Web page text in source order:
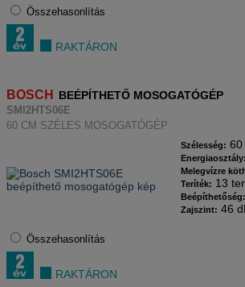
Összehasonlítás
RAKTÁRON
BOSCH BEÉPÍTHETŐ MOSOGATÓGÉP
SMI2HTS06E
60 CM SZÉLES MOSOGATÓGÉP
Szélesség: 60
Energiaosztály:
Melegvízre
Teríték: 13
Beépíthetőség:
Zajszint: 46
Összehasonlítás
RAKTÁRON